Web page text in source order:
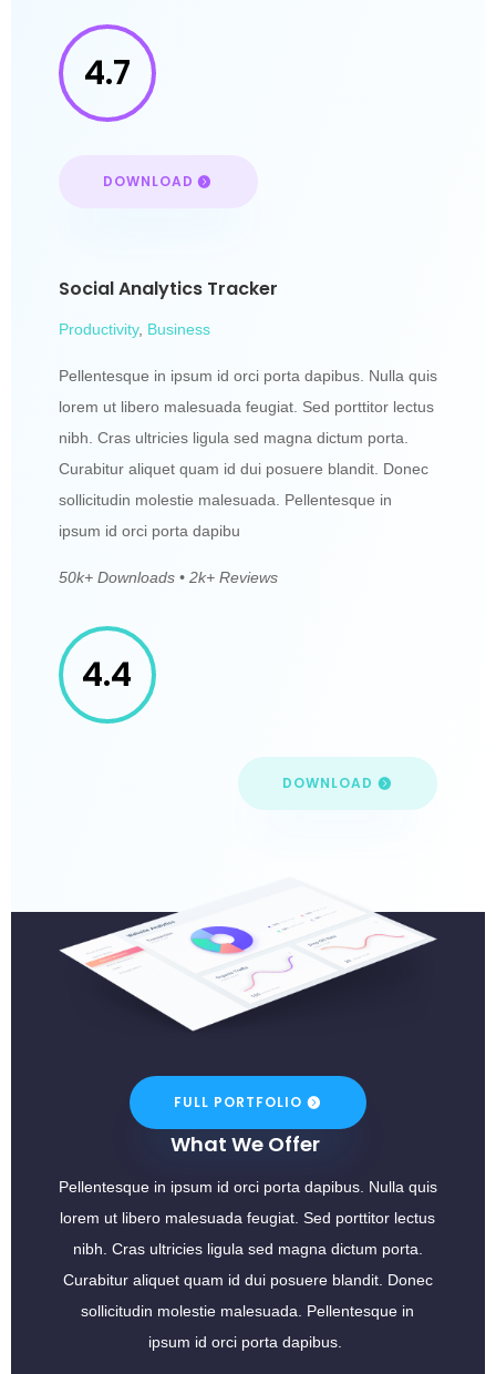
4.7
DOWNLOAD
Social Analytics Tracker
Productivity, Business
Pellentesque in ipsum id orci porta dapibus. Nulla quis
lorem ut libero malesuada feugiat. Sed porttitor lectus
nibh. Cras ultricies ligula sed magna dictum porta.
Curabitur aliquet quam id dui posuere blandit. Donec
sollicitudin molestie malesuada. Pellentesque in
ipsum id orci porta dapibu
50k+ Downloads • 2k+ Reviews
4.4
DOWNLOAD
FULL PORTFOLIO
What We Offer
Pellentesque in ipsum id orci porta dapibus. Nulla quis
lorem ut libero malesuada feugiat. Sed porttitor lectus
nibh. Cras ultricies ligula sed magna dictum porta.
Curabitur aliquet quam id dui posuere blandit. Donec
sollicitudin molestie malesuada. Pellentesque in
ipsum id orci porta dapibus.